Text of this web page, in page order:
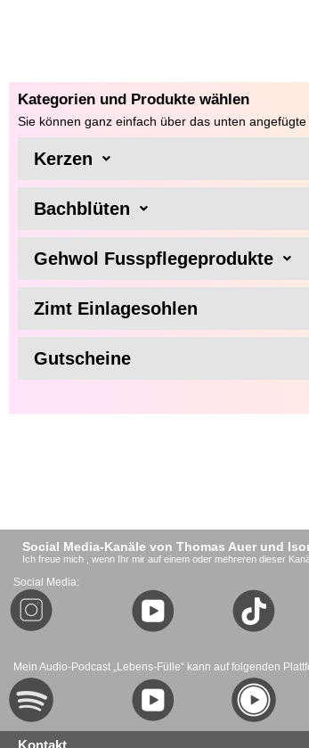
Kategorien und Produkte wählen
Sie können ganz einfach über das unten
Kerzen
Bachblüten
Gehwol Fusspflegeprodukte
Zimt Einlagesohlen
Gutscheine
Social Media-Kanäle von Thomas Auer und
Ich freue mich , wenn Ihr mir auf einem oder mehreren dieser
Social Media:
Mein Audio-Podcast „Lebens-Fülle“ kann auf folgenden
Kontakt